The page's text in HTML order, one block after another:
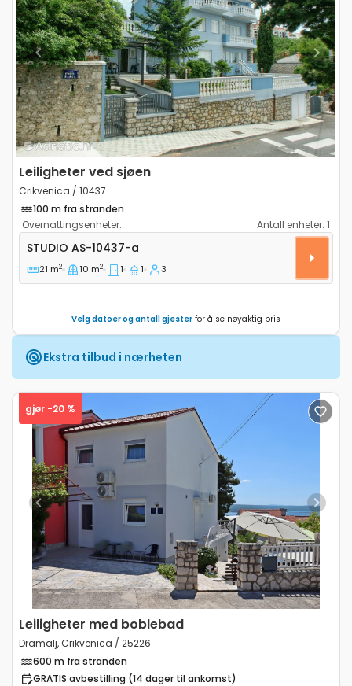
Previous Next
Leiligheter ved sjøen
Crikvenica / 10437
100 m fra stranden
Overnattingsenheter:
Antall enheter: 1
Leilighet studio Crikvenica AS-10437-a
STUDIO AS-10437-a
21 m2 10 m2 1 1 3
Velg datoer og antall gjester for å se nøyaktig pris
Ekstra tilbud i nærheten
Previous Next
gjør -20 %
Leiligheter med boblebad
Dramalj, Crikvenica / 25226
600 m fra stranden
GRATIS avbestilling (14 dager til ankomst)